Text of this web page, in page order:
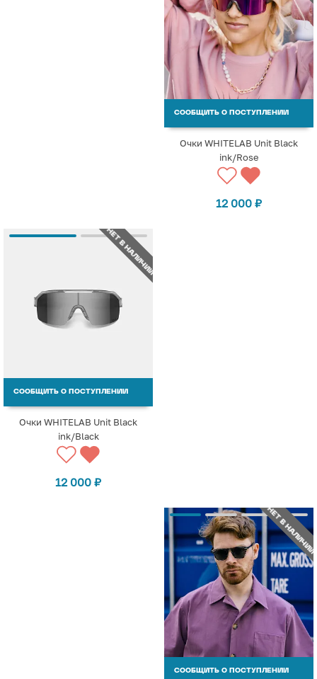
СООБЩИТЬ О ПОСТУПЛЕНИИ
Очки WHITELAB Unit Black
ink/Rose
12 000 ₽
НЕТ В НАЛИЧИИ
СООБЩИТЬ О ПОСТУПЛЕНИИ
Очки WHITELAB Unit Black
ink/Black
12 000 ₽
НЕТ В НАЛИЧИИ
СООБЩИТЬ О ПОСТУПЛЕНИИ